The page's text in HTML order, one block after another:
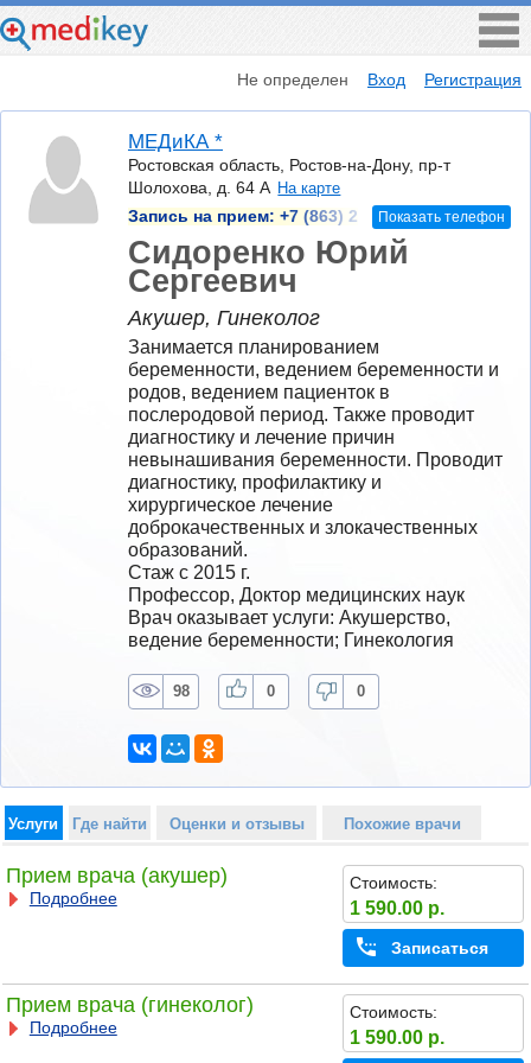
Не определен Вход Регистрация
МЕДиКА *
Ростовская область, Ростов-на-Дону, пр-т
Шолохова, д. 64 А На карте
Запись на прием: +7 (863) 2 Показать телефон
Сидоренко Юрий
Сергеевич
Акушер, Гинеколог
Занимается планированием
беременности, ведением беременности и
родов, ведением пациенток в
послеродовой период. Также проводит
диагностику и лечение причин
невынашивания беременности. Проводит
диагностику, профилактику и
хирургическое лечение
доброкачественных и злокачественных
образований.
Стаж с 2015 г.
Профессор, Доктор медицинских наук
Врач оказывает услуги: Акушерство,
ведение беременности; Гинекология
98 0 0
Услуги Где найти Оценки и отзывы Похожие врачи
Прием врача (акушер)
Подробнее
Стоимость:
1 590.00 р.
Записаться
Прием врача (гинеколог)
Подробнее
Стоимость:
1 590.00 р.